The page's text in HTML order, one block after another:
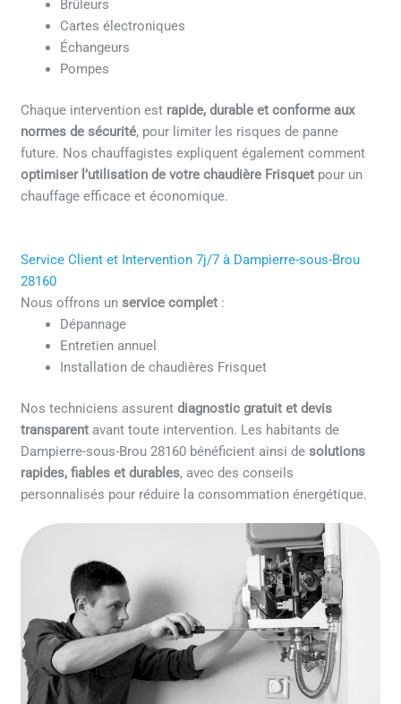
Brûleurs
Cartes électroniques
Échangeurs
Pompes
Chaque intervention est rapide, durable et conforme aux
normes de sécurité, pour limiter les risques de panne
future. Nos chauffagistes expliquent également comment
optimiser l’utilisation de votre chaudière Frisquet pour un
chauffage efficace et économique.
Service Client et Intervention 7j/7 à Dampierre-sous-Brou
28160
Nous offrons unservice complet :
Dépannage
Entretien annuel
Installation de chaudières Frisquet
Nos techniciens assurentdiagnostic gratuit et devis
transparent avant toute intervention. Les habitants de
Dampierre-sous-Brou 28160 bénéficient ainsi desolutions
rapides, fiables et durables, avec des conseils
personnalisés pour réduire la consommation énergétique.